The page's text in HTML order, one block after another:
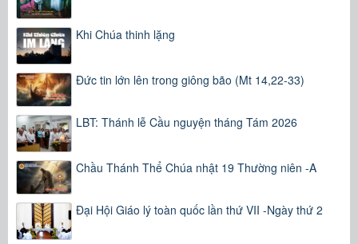
Khi Chúa thinh lặng
Đức tin lớn lên trong giông bão (Mt 14,22-33)
LBT: Thánh lễ Cầu nguyện tháng Tám 2026
Chầu Thánh Thể Chúa nhật 19 Thường niên -A
Đại Hội Giáo lý toàn quốc lần thứ VII -Ngày thứ 2